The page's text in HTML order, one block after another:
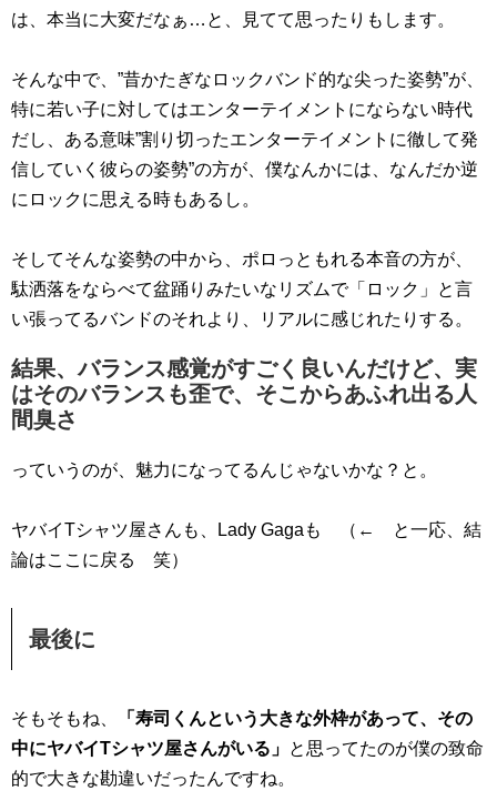
は、本当に大変だなぁ…と、見てて思ったりもします。
そんな中で、”昔かたぎなロックバンド的な尖った姿勢”が、
特に若い子に対してはエンターテイメントにならない時代
だし、ある意味”割り切ったエンターテイメントに徹して発
信していく彼らの姿勢”の方が、僕なんかには、なんだか逆
にロックに思える時もあるし。
そしてそんな姿勢の中から、ポロっともれる本音の方が、
駄洒落をならべて盆踊りみたいなリズムで「ロック」と言
い張ってるバンドのそれより、リアルに感じれたりする。
結果、バランス感覚がすごく良いんだけど、実
はそのバランスも歪で、そこからあふれ出る人
間臭さ
っていうのが、魅力になってるんじゃないかな？と。
ヤバイTシャツ屋さんも、Lady Gagaも （← と一応、結
論はここに戻る 笑）
最後に
そもそもね、
「寿司くんという大きな外枠があって、その
中にヤバイTシャツ屋さんがいる」 と思ってたのが僕の致命
的で大きな勘違いだったんですね。